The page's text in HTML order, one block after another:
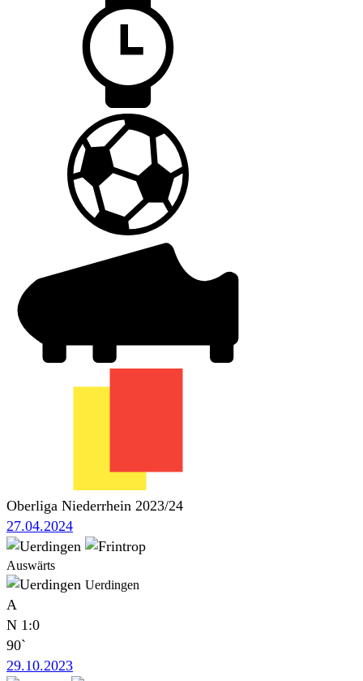
Oberliga Niederrhein 2023/24
27.04.2024
Auswärts
Uerdingen
A
N 1:0
90`
29.10.2023